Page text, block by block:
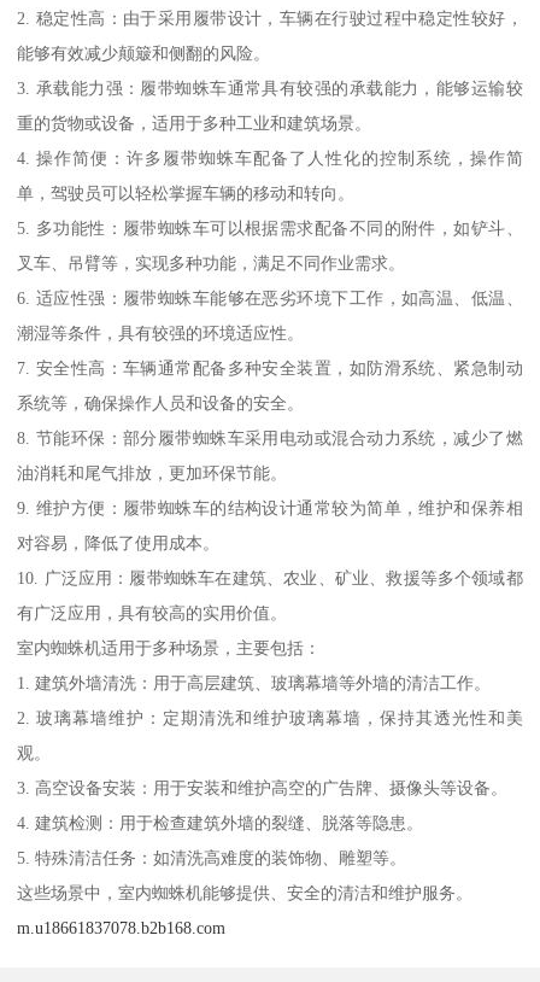
2. 稳定性高：由于采用履带设计，车辆在行驶过程中稳定性较好，
能够有效减少颠簸和侧翻的风险。
3. 承载能力强：履带蜘蛛车通常具有较强的承载能力，能够运输较
重的货物或设备，适用于多种工业和建筑场景。
4. 操作简便：许多履带蜘蛛车配备了人性化的控制系统，操作简
单，驾驶员可以轻松掌握车辆的移动和转向。
5. 多功能性：履带蜘蛛车可以根据需求配备不同的附件，如铲斗、
叉车、吊臂等，实现多种功能，满足不同作业需求。
6. 适应性强：履带蜘蛛车能够在恶劣环境下工作，如高温、低温、
潮湿等条件，具有较强的环境适应性。
7. 安全性高：车辆通常配备多种安全装置，如防滑系统、紧急制动
系统等，确保操作人员和设备的安全。
8. 节能环保：部分履带蜘蛛车采用电动或混合动力系统，减少了燃
油消耗和尾气排放，更加环保节能。
9. 维护方便：履带蜘蛛车的结构设计通常较为简单，维护和保养相
对容易，降低了使用成本。
10. 广泛应用：履带蜘蛛车在建筑、农业、矿业、救援等多个领域都
有广泛应用，具有较高的实用价值。
室内蜘蛛机适用于多种场景，主要包括：
1. 建筑外墙清洗：用于高层建筑、玻璃幕墙等外墙的清洁工作。
2. 玻璃幕墙维护：定期清洗和维护玻璃幕墙，保持其透光性和美
观。
3. 高空设备安装：用于安装和维护高空的广告牌、摄像头等设备。
4. 建筑检测：用于检查建筑外墙的裂缝、脱落等隐患。
5. 特殊清洁任务：如清洗高难度的装饰物、雕塑等。
这些场景中，室内蜘蛛机能够提供、安全的清洁和维护服务。
m.u18661837078.b2b168.com